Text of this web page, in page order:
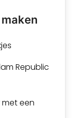
Republic
een